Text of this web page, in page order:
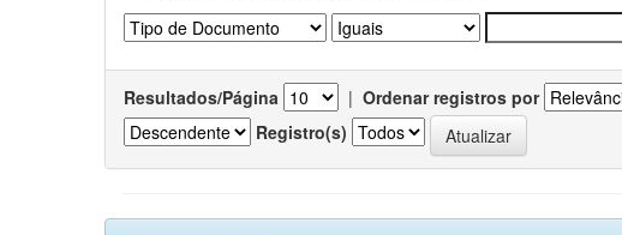
Resultados/Página | Ordenar registros por
Registro(s)